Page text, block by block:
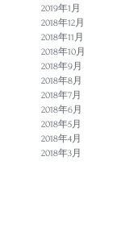
2019年1月
2018年12月
2018年11月
2018年10月
2018年9月
2018年8月
2018年7月
2018年6月
2018年5月
2018年4月
2018年3月